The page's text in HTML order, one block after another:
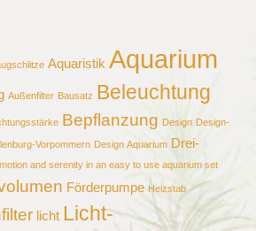
Aquaristik Aquarium
Außenfilter Bausatz Beleuchtung
Bepflanzung Design Design-
Vorpommern Design Aquarium Drei-
and serenity in an easy to use aquarium set
Förderpumpe Heizstab
licht Licht-